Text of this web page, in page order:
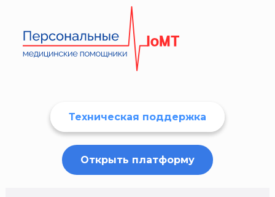
Техническая поддержка
Открыть платформу